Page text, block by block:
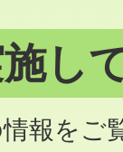
し
報をご